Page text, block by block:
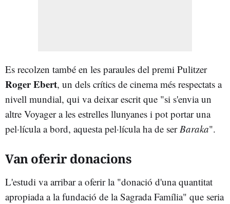
Es recolzen també en les paraules del premi Pulitzer
Roger Ebert, un dels crítics de cinema més respectats a
nivell mundial, qui va deixar escrit que "si s'envia un
altre Voyager a les estrelles llunyanes i pot portar una
pel·lícula a bord, aquesta pel·lícula ha de serBaraka".
Van oferir donacions
L'estudi va arribar a oferir la "donació d'una quantitat
apropiada a la fundació de la Sagrada Família" que seria